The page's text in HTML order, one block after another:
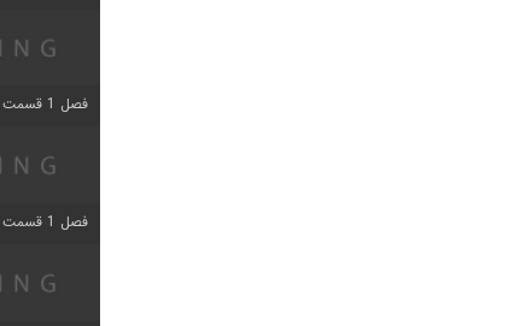
فصل 1 قسمت 5 اضافه شد
فصل 1 قسمت 5 اضافه شد